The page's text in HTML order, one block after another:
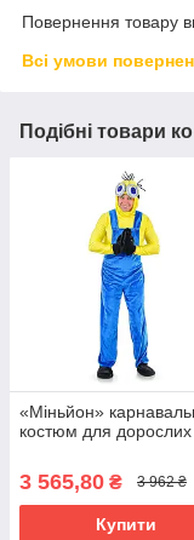
Повернення товару
Всі умови
Подібні товари
«Міньйон»
костюм для дорослих
3 565,80 ₴ 3 962 ₴
Купити